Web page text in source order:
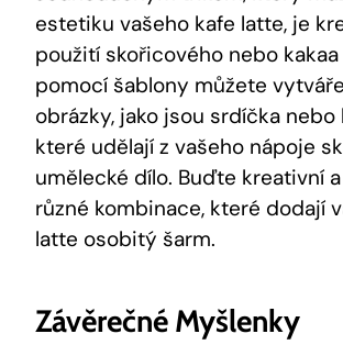
estetiku vašeho ⁤kafe latte, je
použití skořicového nebo kakaa‍
pomocí šablony můžete
obrázky, jako jsou srdíčka nebo
které udělají z vašeho nápoje
umělecké dílo. Buďte kreativní
různé kombinace, které‍ dodají
latte osobitý šarm.
Závěrečné Myšlenky